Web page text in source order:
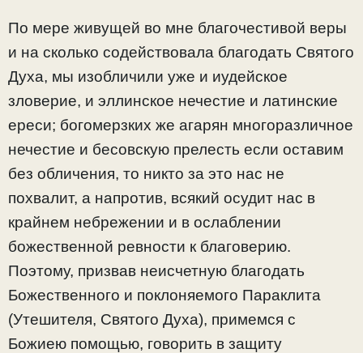
По мере живущей во мне благочестивой веры
и на сколько содействовала благодать Святого
Духа, мы изобличили уже и иудейское
зловерие, и эллинское нечестие и латинские
ереси; богомерзких же агарян многоразличное
нечестие и бесовскую прелесть если оставим
без обличения, то никто за это нас не
похвалит, а напротив, всякий осудит нас в
крайнем небрежении и в ослаблении
божественной ревности к благоверию.
Поэтому, призвав неисчетную благодать
Божественного и поклоняемого Параклита
(Утешителя, Святого Духа), примемся с
Божиею помощью, говорить в защиту